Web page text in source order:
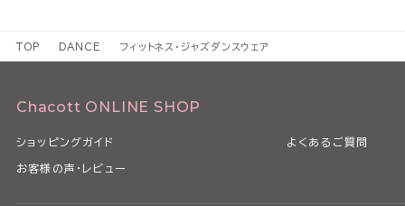
TOP DANCE フィットネス・ジャズダンスウェア
Chacott ONLINE SHOP
ショッピングガイド よくあるご質問
お客様の声・レビュー